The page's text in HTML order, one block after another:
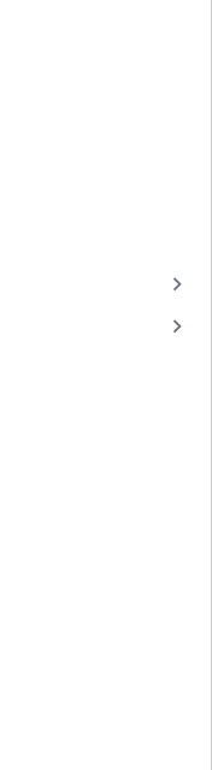
keyboard_arrow_right
keyboard_arrow_right